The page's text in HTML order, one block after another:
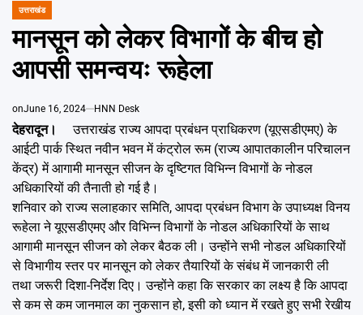
POSTED
उत्तराखंड
मानसून को लेकर विभागों के बीच हो
आपसी समन्वयः रूहेला
onJune 16, 2024 HNN Desk
देहरादून।
उत्तराखंड राज्य आपदा प्रबंधन प्राधिकरण (यूएसडीएमए) के
आईटी पार्क स्थित नवीन भवन में कंट्रोल रूम (राज्य आपातकालीन परिचालन
केंद्र) में आगामी मानसून सीजन के दृष्टिगत विभिन्न विभागों के नोडल
अधिकारियों की तैनाती हो गई है।
शनिवार को राज्य सलाहकार समिति, आपदा प्रबंधन विभाग के उपाध्यक्ष विनय
रूहेला ने यूएसडीएमए और विभिन्न विभागों के नोडल अधिकारियों के साथ
आगामी मानसून सीजन को लेकर बैठक ली। उन्होंने सभी नोडल अधिकारियों
से विभागीय स्तर पर मानसून को लेकर तैयारियों के संबंध में जानकारी ली
तथा जरूरी दिशा-निर्देश दिए। उन्होंने कहा कि सरकार का लक्ष्य है कि आपदा
से कम से कम जानमाल का नुकसान हो, इसी को ध्यान में रखते हुए सभी रेखीय